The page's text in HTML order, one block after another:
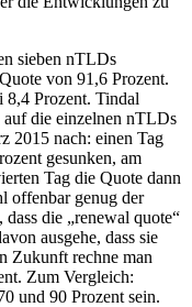
sieben nTLDs
von 91,6 Prozent.
8,4 Prozent. Tindal
die einzelnen nTLDs
2015 nach: einen Tag
gesunken, am
Tag die Quote dann
offenbar genug der
die „renewal quote“
ausgehe, dass sie
Zukunft rechne man
Zum Vergleich:
und 90 Prozent sein.